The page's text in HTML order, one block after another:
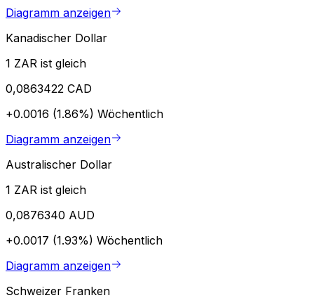
Diagramm anzeigen
Kanadischer Dollar
1 ZAR ist gleich
0,0863422 CAD
+0.0016 (1.86%) Wöchentlich
Diagramm anzeigen
Australischer Dollar
1 ZAR ist gleich
0,0876340 AUD
+0.0017 (1.93%) Wöchentlich
Diagramm anzeigen
Schweizer Franken